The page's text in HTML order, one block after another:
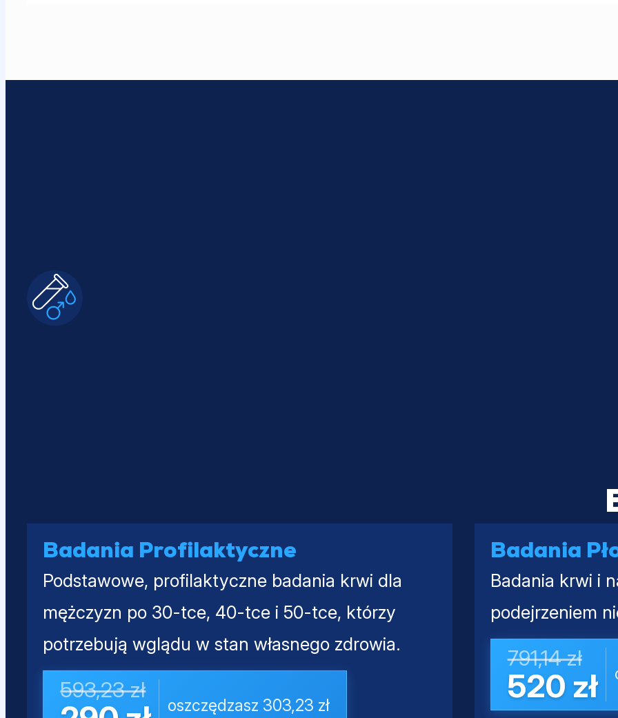
Badania Profilaktyczne
Podstawowe, profilaktyczne badania krwi dla
mężczyzn po 30-tce, 40-tce i 50-tce, którzy
potrzebują wglądu w stan własnego zdrowia.
593,23 zł
oszczędzasz 303,23 zł
Badania
Badania krwi i
podejrzeniem
791,14 zł
520 zł